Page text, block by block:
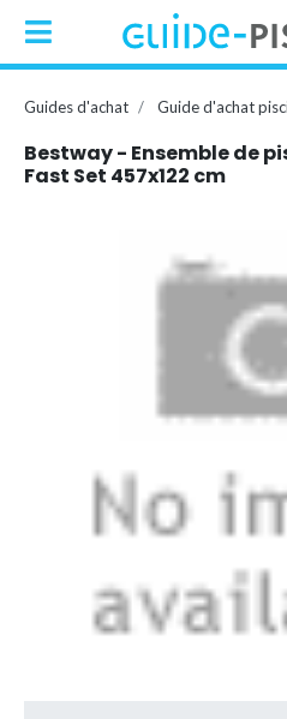
Guides d'achat Guide d'achat
Bestway - Ensemble de
Fast Set 457x122 cm